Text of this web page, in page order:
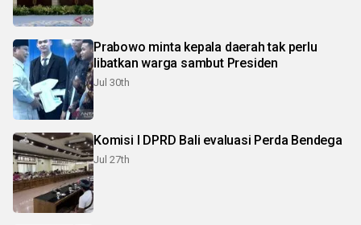
Prabowo minta kepala daerah tak perlu
libatkan warga sambut Presiden
Jul 30th
Komisi I DPRD Bali evaluasi Perda Bendega
Jul 27th